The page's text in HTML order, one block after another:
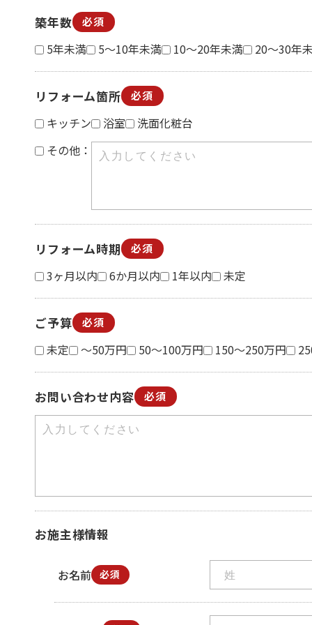
築年数 必須
5年未満 5～10年未満 10～20年未満 20～30年
リフォーム箇所 必須
キッチン 浴室
洗面化粧台
その他：
リフォーム時期 必須
3ヶ月以内 6か月以内 1年以内 未定
ご予算 必須
未定 ～50万円 50～100万円 150～250万円
お問い合わせ内容 必須
お施主様情報
お名前 必須